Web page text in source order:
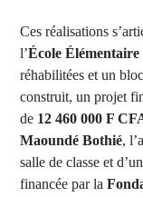
Ces réalisations
l’École Élémentaire
réhabilitées et un
construit, un projet
de 12 460 000 F
Maoundé Bothié,
salle de classe et
financée par la